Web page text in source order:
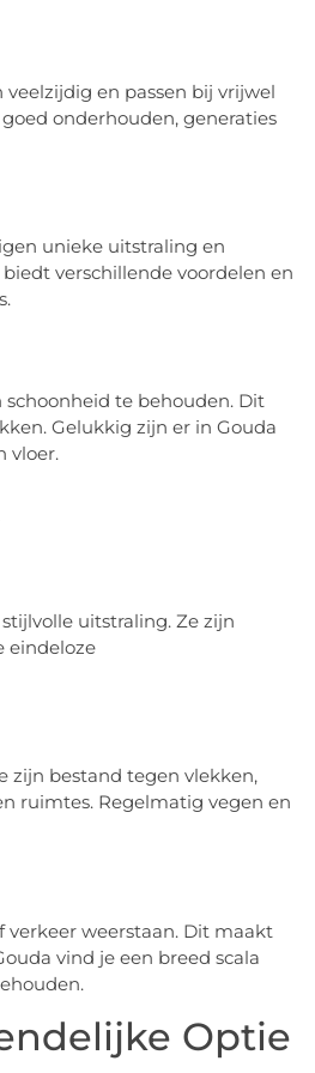
en passen bij vrijwel
onderhouden, generaties
unieke uitstraling en
verschillende voordelen en
te behouden. Dit
Gelukkig zijn er in Gouda
vloer.
uitstraling. Ze zijn
eindeloze
zijn bestand tegen vlekken,
ruimtes. Regelmatig vegen en
weerstaan. Dit maakt
vind je een breed scala
Optie